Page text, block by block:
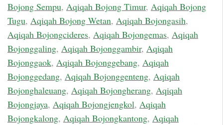
Bojong Sempu, Aqiqah Bojong Timur, Aqiqah Bojong
Tugu, Aqiqah Bojong Wetan, Aqiqah Bojongasih,
Aqiqah Bojongcideres, Aqiqah Bojongemas, Aqiqah
Bojonggaling, Aqiqah Bojonggambir, Aqiqah
Bojonggaok, Aqiqah Bojonggebang, Aqiqah
Bojonggedang, Aqiqah Bojonggenteng, Aqiqah
Bojonghaleuang, Aqiqah Bojongherang, Aqiqah
Bojongjaya, Aqiqah Bojongjengkol, Aqiqah
Bojongkalong, Aqiqah Bojongkantong, Aqiqah